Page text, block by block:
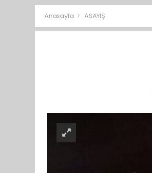
Anasayfa ASAYİŞ